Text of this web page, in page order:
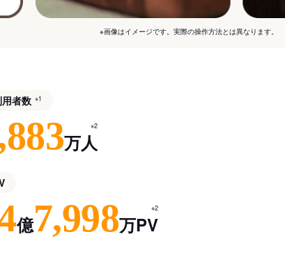
※画像はイメージです。実際の操作方法とは異なります。
者数 ※1
万人
※2
億7,998万PV
※2